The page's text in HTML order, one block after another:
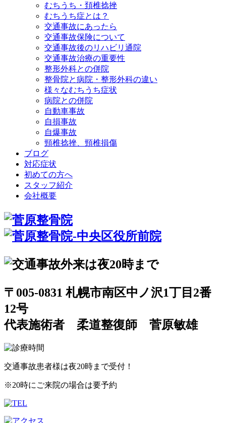
むちうち・頚椎捻挫
むちうち症とは？
交通事故にあったら
交通事故保険について
交通事故後のリハビリ通院
交通事故治療の重要性
整形外科との併院
整骨院と病院・整形外科の違い
様々なむちうち症状
病院との併院
自動車事故
自損事故
自爆事故
頸椎捻挫、頸椎損傷
ブログ
対応症状
初めての方へ
スタッフ紹介
会社概要
〒005-0831 札幌市南区中ノ沢1丁目2番
12号
代表施術者 柔道整復師 菅原敏雄
交通事故患者様は夜20時まで受付！
※20時にご来院の場合は要予約